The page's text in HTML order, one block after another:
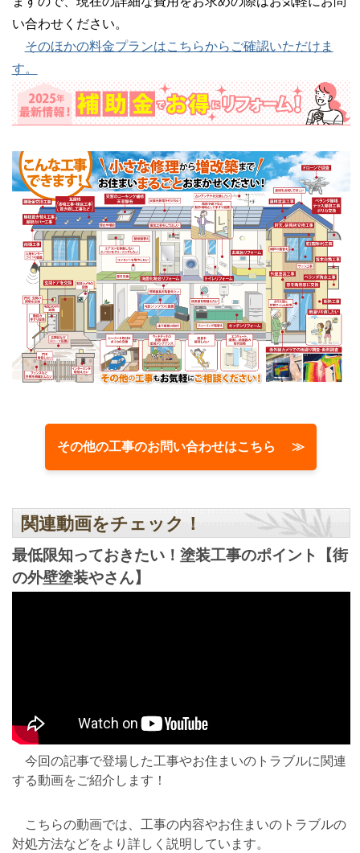
い合わせください。
そのほかの料金プランはこちらからご確認いただけま
す。
その他の工事のお問い合わせはこちら ≫
関連動画をチェック！
最低限知っておきたい！塗装工事のポイント【街
の外壁塗装やさん】
今回の記事で登場した工事やお住まいのトラブルに関連
する動画をご紹介します！
こちらの動画では、工事の内容やお住まいのトラブルの
対処方法などをより詳しく説明しています。